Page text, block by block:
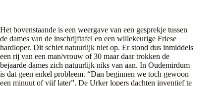
Het bovenstaande is een weergave van een gesprekje tussen
de dames van de inschrijftafel en een willekeurige Friese
hardloper. Dit schiet natuurlijk niet op. Er stond dus inmiddels
een rij van een man/vrouw of 30 maar daar trokken de
bejaarde dames zich natuurlijk niks van aan. In Oudemirdum
is dat geen enkel probleem. “Dan beginnen we toch gewoon
een minuut of vijf later”. De Urker lopers dachten inventief te